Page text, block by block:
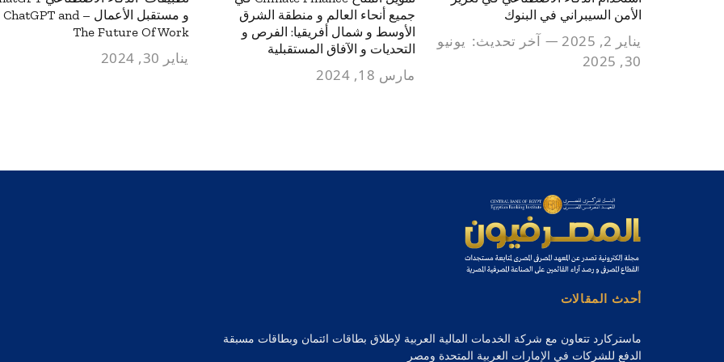
الأمن السيبراني في البنوك
يناير 2, 2025 آخر تحديث: يونيو
30, 2025
جميع أنحاء العالم و منطقة الشرق
الأوسط و شمال أفريقيا: الفرص و
التحديات و الآفاق المستقبلية
مارس 18, 2024
و مستقبل الأعمال – ChatGPT and
The Future Of Work
يناير 30, 2024
أحدث المقالات
ماستركارد تتعاون مع شركة الخدمات المالية العربية لإطلاق بطاقات ائتمان وبطاقات مسبقة
الدفع للشركات في الإمارات العربية المتحدة ومصر